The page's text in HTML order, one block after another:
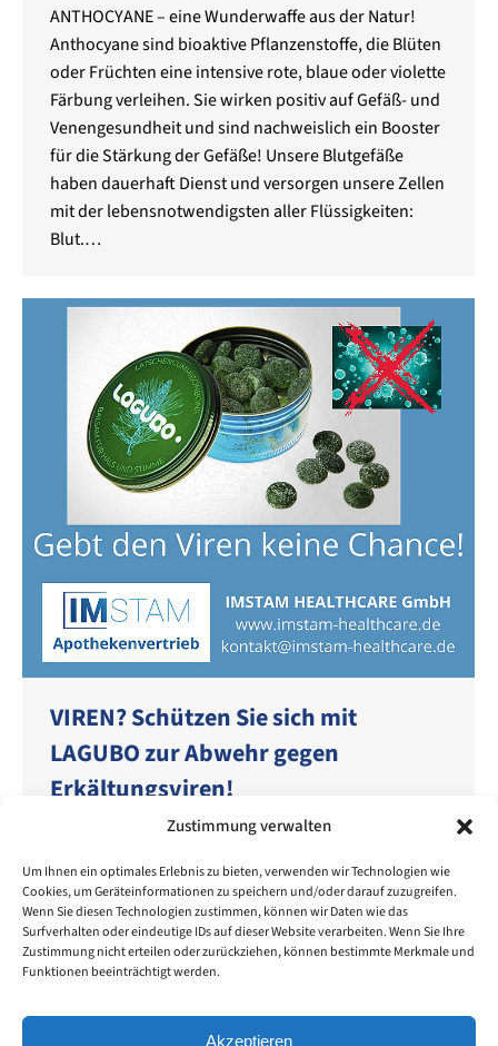
Zustimmung verwalten
Um Ihnen ein optimales Erlebnis zu bieten, verwenden wir Technologien wie
Cookies, um Geräteinformationen zu speichern und/oder darauf zuzugreifen.
Wenn Sie diesen Technologien zustimmen, können wir Daten wie das
Surfverhalten oder eindeutige IDs auf dieser Website verarbeiten. Wenn Sie Ihre
Zustimmung nicht erteilen oder zurückziehen, können bestimmte Merkmale und
Funktionen beeinträchtigt werden.
Akzeptieren
ANTHOCYANE – eine Wunderwaffe aus der Natur!
Anthocyane sind bioaktive Pflanzenstoffe, die Blüten
oder Früchten eine intensive rote, blaue oder violette
Färbung verleihen. Sie wirken positiv auf Gefäß- und
Venengesundheit und sind nachweislich ein Booster
für die Stärkung der Gefäße! Unsere Blutgefäße
haben dauerhaft Dienst und versorgen unsere Zellen
mit der lebensnotwendigsten aller Flüssigkeiten:
Blut.…
VIREN? Schützen Sie sich mit
LAGUBO zur Abwehr gegen
Erkältungsviren!
Produkte VonSandra
18. Februar 2021
Ihre Schleimhäute werden befeuchtet und
verringern die Chance, dass Viren – auch
CORONAVIREN – bei Ihnen „andocken“ können. Die
Wahrscheinlichkeit einer Infektion steigt mit der Zahl
der Viren an. Von der Nase zum Rachen, über die
Viren durch kleine Zusatzmaßnahmen reduzieren.